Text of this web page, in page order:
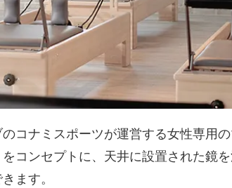
コナミスポーツが運営する女性専用
コンセプトに、天井に設置された鏡
ます。